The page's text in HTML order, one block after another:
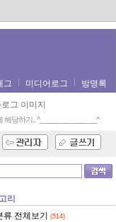
그 미디어로그 방명록
헤당하기.. ^________________^
리
류 전체보기
(514)